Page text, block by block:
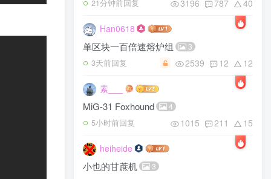
21分钟前回复 3196 787 40
Han0618
单区块一百倍速熔炉组 3
3天前回复 2539 12 12
素___
MiG-31 Foxhound 4
5小时前回复 1015 211 15
heiheide
小也的甘蔗机 3